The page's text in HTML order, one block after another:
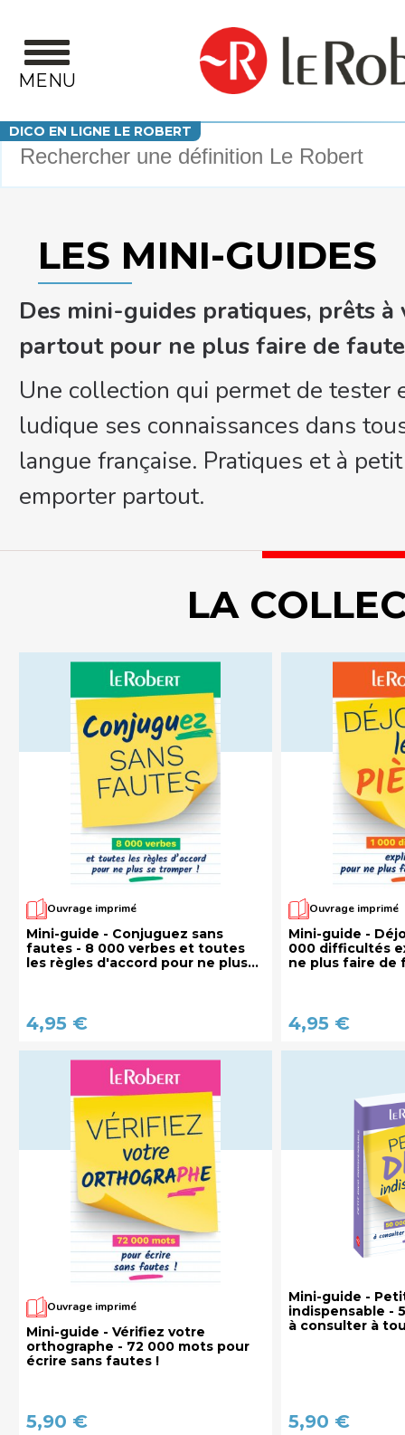
MENU
DICO EN LIGNE LE ROBERT
Votre recherche
LES MINI-GUIDES
Des mini-guides pratiques, prêts à
partout pour ne plus faire de
Une collection qui permet de tester
ludique ses connaissances dans
langue française. Pratiques et à
emporter partout.
LA
Ouvrage imprimé
Mini-guide - Conjuguez sans
fautes - 8 000 verbes et toutes
les règles d'accord pour ne plus
4,95 €
Ouvrage imprimé
Mini-guide -
000 difficultés
ne plus faire de
4,95 €
Ouvrage imprimé
Mini-guide - Vérifiez votre
orthographe - 72 000 mots pour
écrire sans fautes !
5,90 €
Mini-guide -
indispensable -
à consulter à
5,90 €